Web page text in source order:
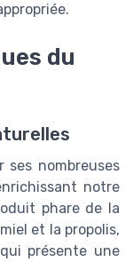
du
ses nombreuses
notre
phare de la
et la propolis,
présente une